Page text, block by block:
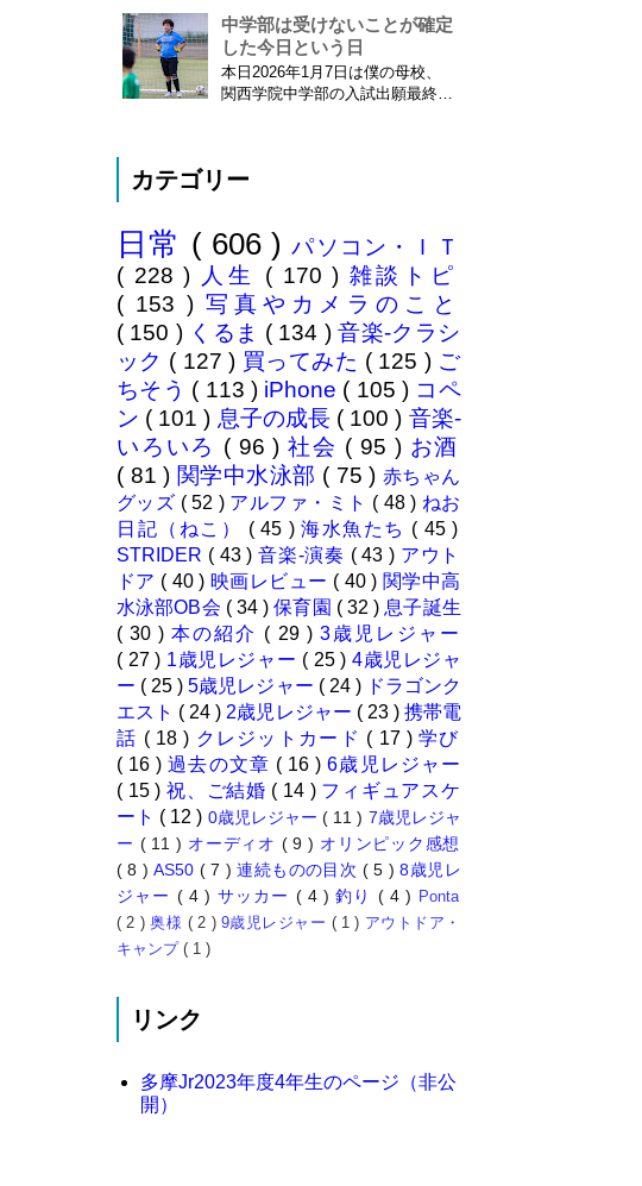
た。息子はまだ8ヶ月なので基本
ヒザの上なのですが、問題はベビ
ーカーをどうするか。色々事前に
調べたことと、実際に乗ってわか
ったことをご報告いたします！ ※
中学部は受けないことが確定
した今日という日
本日2026年1月7日は僕の母校、
関西学院中学部の入試出願最終日
分の息子が12歳になったら母校中
その可能性がほぼなくなったこと
は...
カテゴリー
日常 ( 606 )パソコン・ＩＴ
( 228 ) 人生 ( 170 ) 雑談トピ
( 153 ) 写真やカメラのこと
( 150 ) くるま ( 134 )音楽-クラシ
ック ( 127 ) 買ってみた ( 125 ) ご
ちそう ( 113 ) iPhone ( 105 ) コペ
ン ( 101 ) 息子の成長 ( 100 ) 音楽-
いろいろ ( 96 )社会 ( 95 ) お酒
( 81 ) 関学中水泳部 ( 75 ) 赤ちゃん
グッズ ( 52 ) アルファ・ミト ( 48 ) ねお
日記（ねこ） ( 45 ) 海水魚たち ( 45 )
STRIDER ( 43 )音楽-演奏 ( 43 ) アウト
ドア ( 40 ) 映画レビュー ( 40 ) 関学中高
水泳部OB会 ( 34 )保育園 ( 32 ) 息子誕生
( 30 )本の紹介 ( 29 ) 3歳児レジャー
( 27 ) 1歳児レジャー ( 25 ) 4歳児レジャ
ー ( 25 )5歳児レジャー ( 24 ) ドラゴンク
エスト ( 24 ) 2歳児レジャー ( 23 ) 携帯電
話 ( 18 ) クレジットカード ( 17 )学び
( 16 )過去の文章 ( 16 )6歳児レジャー
( 15 )祝、ご結婚 ( 14 ) フィギュアスケ
ート ( 12 ) 0歳児レジャー( 11 ) 7歳児レジャ
ー ( 11 ) オーディオ ( 9 ) オリンピック感想
( 8 )AS50 ( 7 )連続ものの目次 ( 5 )8歳児レ
ジャー ( 4 ) サッカー ( 4 )釣り ( 4 ) Ponta
( 2 )奥様 ( 2 )9歳児レジャー ( 1 ) アウトドア・
キャンプ ( 1 )
リンク
多摩Jr2023年度4年生のページ（非公
開）